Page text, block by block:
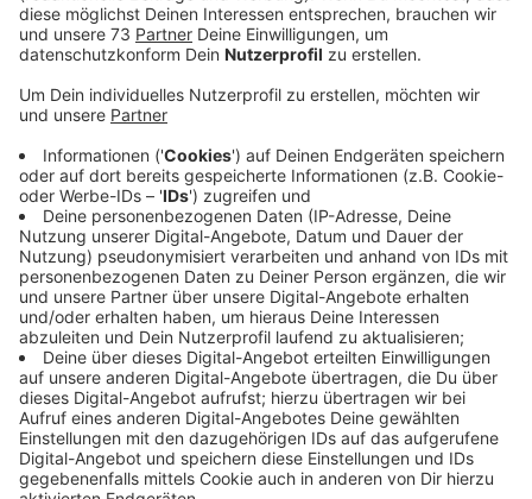
Die Bauarbeiten in der Wallstraße gehen laut Stadt
Ahaus im vierten Bauabschnitt planmäßig voran. Auch
die bisherige Verkehrsführung bleibt grundsätzlich
bestehen.
Für den motorisierten Verkehr gilt weiterhin die
Einbahnstraßenregelung. Die Zufahrt zu den
Parkplätzen ist nach wie vor nur über den Kreisverkehr
an der Coesfelder Straße möglich.
Anzeige
Markt und Tiefgarage vorübergehend nicht
anfahrbar
Anzeige